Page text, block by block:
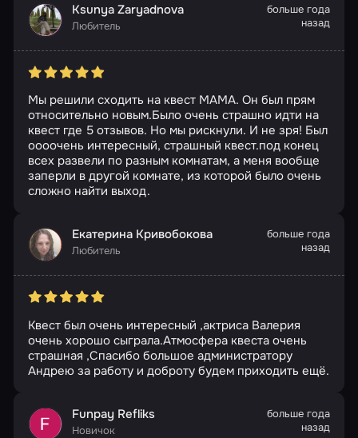
Ksunya Zaryadnova
Любитель
больше года
назад
Мы решили сходить на квест МАМА. Он был прям
относительно новым.Было очень страшно идти на
квест где 5 отзывов. Но мы рискнули. И не зря! Был
оооочень интересный, страшный квест.под конец
всех развели по разным комнатам, а меня вообще
заперли в другой комнате, из которой было очень
сложно найти выход.
Екатерина Кривобокова
Любитель
больше года
назад
Квест был очень интересный ,актриса Валерия
очень хорошо сыграла.Атмосфера квеста очень
страшная ,Спасибо большое администратору
Андрею за работу и доброту будем приходить ещё.
Funpay Refliks
Новичок
больше года
назад